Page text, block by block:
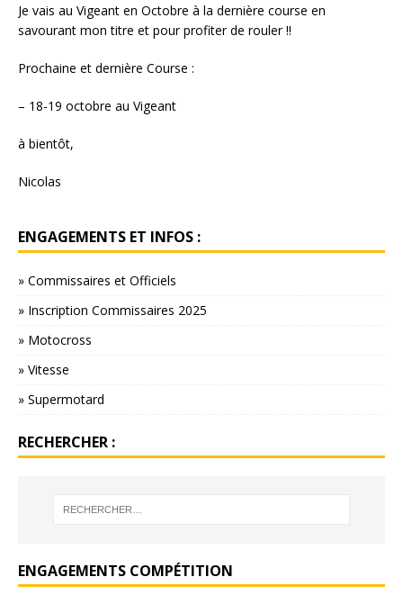
Je vais au Vigeant en Octobre à la dernière course en
savourant mon titre et pour profiter de rouler !!
Prochaine et dernière Course :
– 18-19 octobre au Vigeant
à bientôt,
Nicolas
ENGAGEMENTS ET INFOS :
» Commissaires et Officiels
» Inscription Commissaires 2025
» Motocross
» Vitesse
» Supermotard
RECHERCHER :
ENGAGEMENTS COMPÉTITION